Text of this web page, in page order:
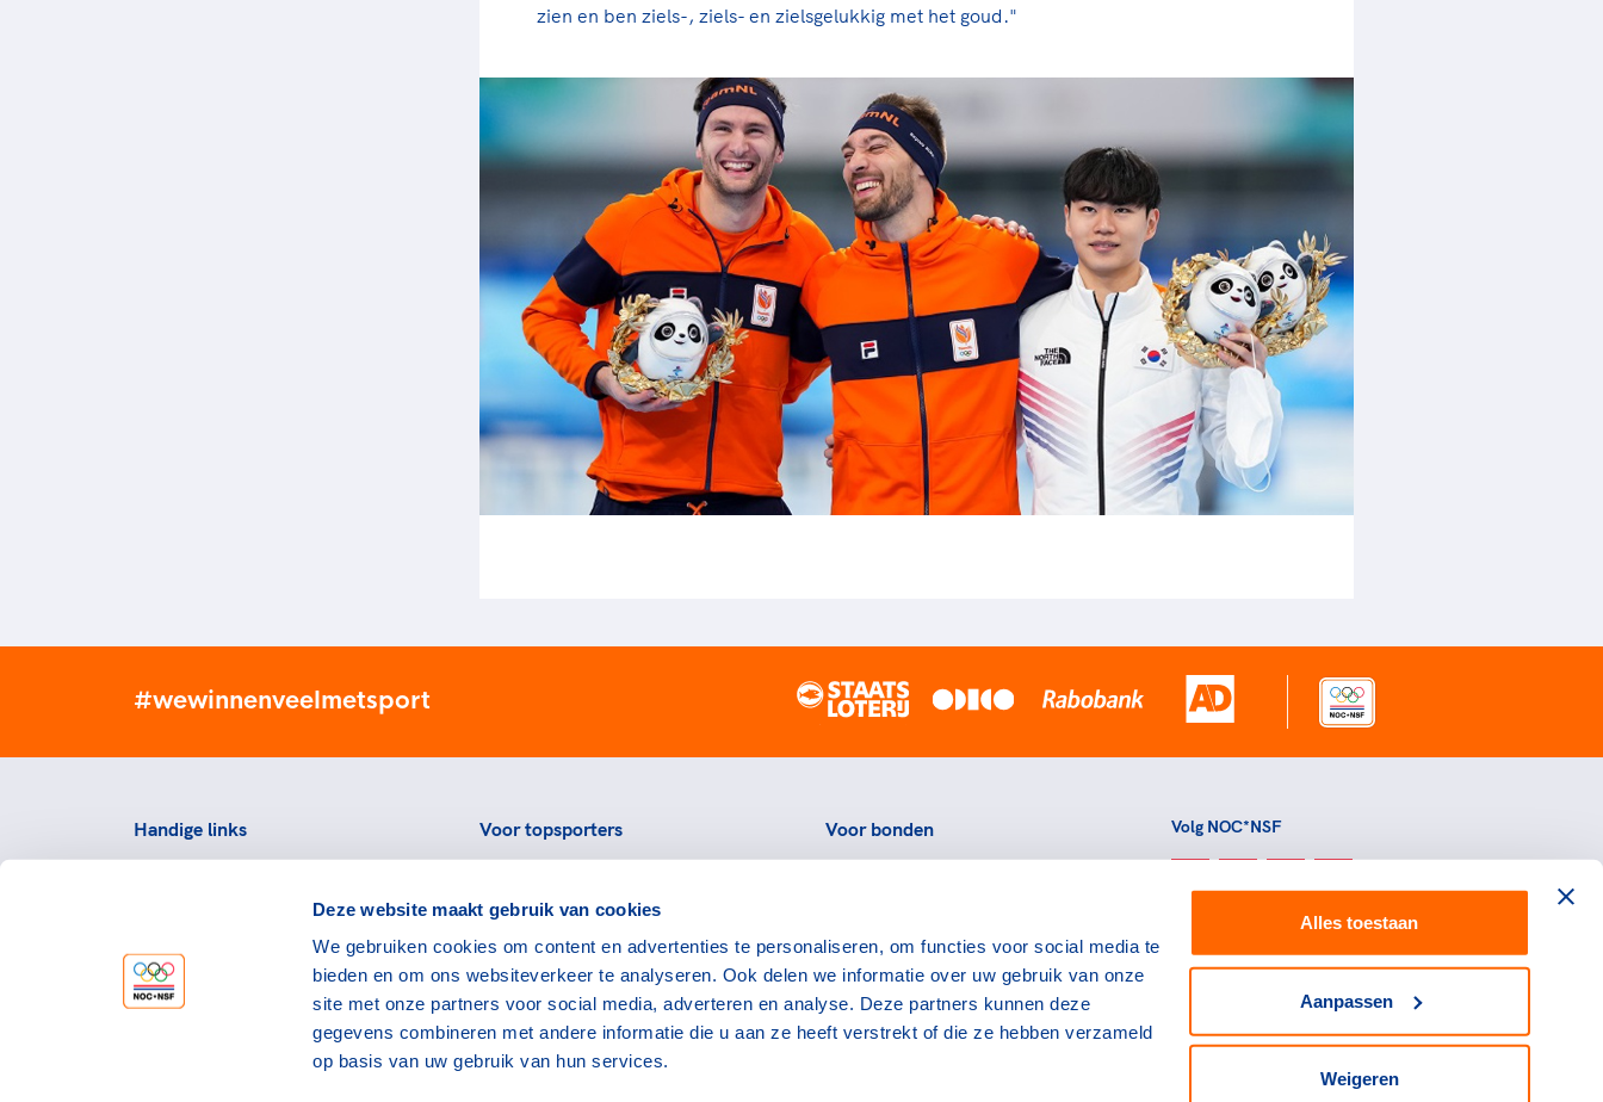
Deze website maakt gebruik van cookies
We gebruiken cookies om content en advertenties te personaliseren, om functies voor social media te
bieden en om ons websiteverkeer te analyseren. Ook delen we informatie over uw gebruik van onze
site met onze partners voor social media, adverteren en analyse. Deze partners kunnen deze
gegevens combineren met andere informatie die u aan ze heeft verstrekt of die ze hebben verzameld
op basis van uw gebruik van hun services.
Alles toestaan
Aanpassen
Weigeren
zien en ben ziels-, ziels- en zielsgelukkig met het goud."
#wewinnenveelmetsport
Handige links
Werken bij NOC*NSF
Openstaande vacatures
Voor topsporters
Voorzieningen voor topsporters
Downloads en links voor
topsporters
Atletencommissie
Voor bonden
Portal
Nieuws
Contact
Volg NOC*NSF